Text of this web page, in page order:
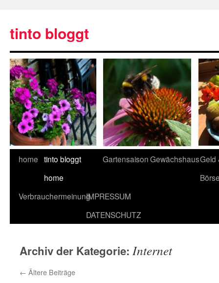
tinto bloggt
home tinto bloggt
home
GartensaisonGewächshausGeld
VerbrauchermeinungIMPRESSUM
DATENSCHUTZ
Archiv der Kategorie: Internet
← Ältere Beiträge